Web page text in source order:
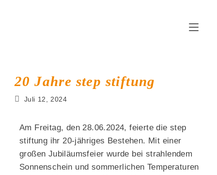
20 Jahre step stiftung
Juli 12, 2024
Am Freitag, den 28.06.2024, feierte die step
stiftung ihr 20-jähriges Bestehen. Mit einer
großen Jubiläumsfeier wurde bei strahlendem
Sonnenschein und sommerlichen Temperaturen